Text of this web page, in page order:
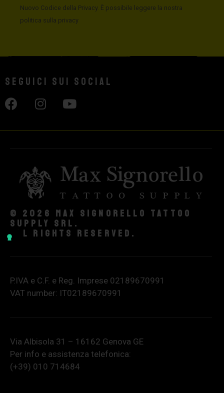
Nuovo Codice della Privacy. È possibile leggere la nostra
politica sulla privacy
Seguici sui social
© 2026 Max Signorello Tattoo
supply srl.
All rights reserved.
P.IVA e C.F. e Reg. Imprese 02189670991
VAT number: IT02189670991
Via Albisola 31 – 16162 Genova GE
Per info e assistenza telefonica:
(+39) 010 714684